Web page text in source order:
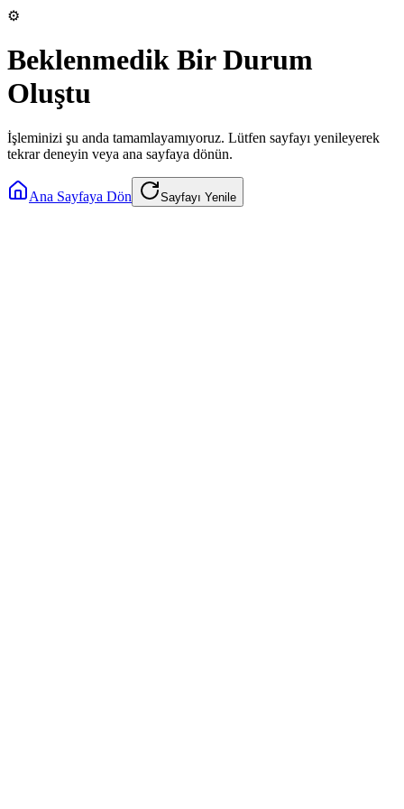
⚙️
Beklenmedik Bir Durum
Oluştu
İşleminizi şu anda tamamlayamıyoruz. Lütfen sayfayı yenileyerek
tekrar deneyin veya ana sayfaya dönün.
Ana Sayfaya Dön Sayfayı Yenile